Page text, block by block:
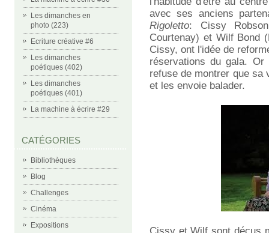
Les dimanches en
photo (223)
Ecriture créative #6
Les dimanches
poétiques (402)
Les dimanches
poétiques (401)
La machine à écrire #29
CATÉGORIES
Bibliothèques
Blog
Challenges
Cinéma
Expositions
avec ses anciens
Rigoletto: Cissy
Courtenay) et Wilf Bond
Cissy, ont l'idée de
réservations du gala.
refuse de montrer que sa
et les envoie balader.